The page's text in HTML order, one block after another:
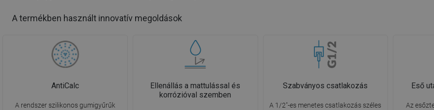
A termékben használt innovatív megoldások
AntiCalc
A rendszer szilikonos gumigyűrűk
Ellenállás a mattulással és
korrózióval szemben
Szabványos csatlakozás
A 1/2"-es menetes csatlakozás széles
Eső
Az